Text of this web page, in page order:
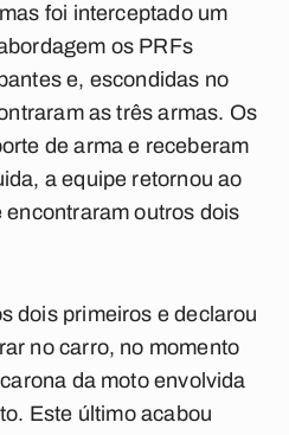
foi interceptado um
os PRFs
e, escondidas no
as três armas. Os
de arma e receberam
a equipe retornou ao
encontraram outros dois
dois primeiros e declarou
no carro, no momento
da moto envolvida
Este último acabou